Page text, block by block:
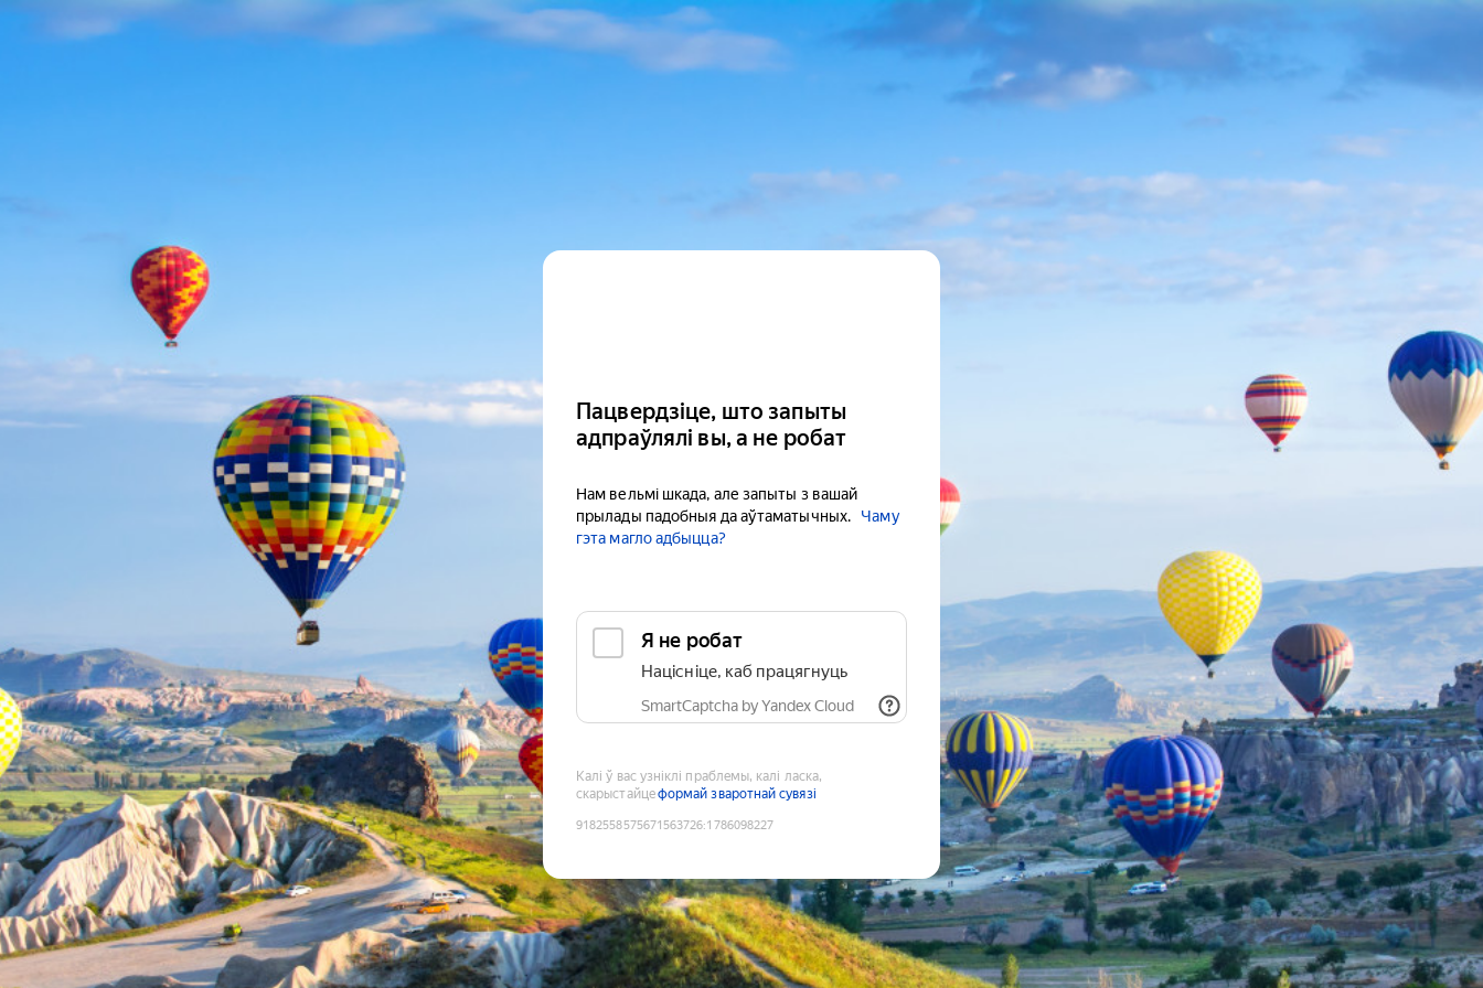
Пацвердзіце, што запыты
адпраўлялі вы, а не робат
Нам вельмі шкада, але запыты з вашай
прылады падобныя да аўтаматычных.
Чаму
гэта магло адбыцца?
Я не робат
Націсніце, каб працягнуць
SmartCaptcha by Yandex Cloud
Калі ў вас узніклі праблемы, калі ласка,
скарыстайцеформай зваротнай сувязі
9182558575671563726:1786098227